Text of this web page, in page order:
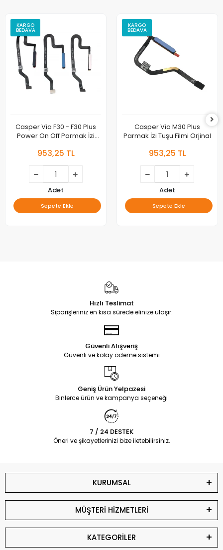
KARGO
BEDAVA
Casper Via F30 - F30 Plus
Power On Off Parmak İzi
953,25 TL
Adet
Sepete Ekle
KARGO
BEDAVA
Casper Via M30 Plus
Parmak İzi Tuşu Filmi Orjinal
953,25 TL
Adet
Sepete Ekle
Hızlı Teslimat
Siparişleriniz en kısa sürede elinize ulaşır.
Güvenli Alışveriş
Güvenli ve kolay ödeme sistemi
Geniş Ürün Yelpazesi
Binlerce ürün ve kampanya seçeneği
7 / 24 DESTEK
Öneri ve şikayetlerinizi bize iletebilirsiniz.
KURUMSAL
MÜŞTERİ HİZMETLERİ
KATEGORİLER